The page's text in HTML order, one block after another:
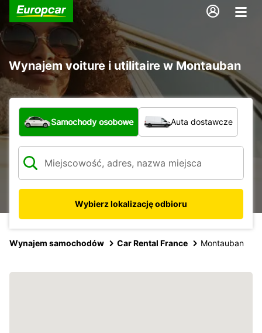
Wynajem voiture i utilitaire w Montauban
Jaki typ pojazdu?
Samochody osobowe Auta dostawcze
Wybierz lokalizację odbioru
Wynajem samochodów Car Rental France Montauban